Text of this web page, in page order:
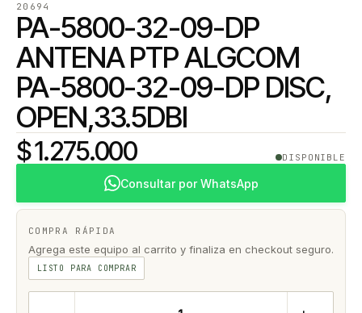
20694
PA-5800-32-09-DP
ANTENA PTP ALGCOM
PA-5800-32-09-DP DISC,
OPEN,33.5DBI
$ 1.275.000 DISPONIBLE
Consultar por WhatsApp
COMPRA RÁPIDA
Agrega este equipo al carrito y finaliza en checkout seguro.
LISTO PARA COMPRAR